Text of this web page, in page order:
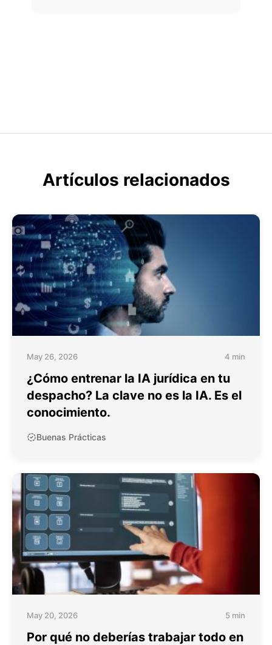
Artículos relacionados
May 26, 2026 4 min
¿Cómo entrenar la IA jurídica en tu
despacho? La clave no es la IA. Es el
conocimiento.
Buenas Prácticas
May 20, 2026 5 min
Por qué no deberías trabajar todo en